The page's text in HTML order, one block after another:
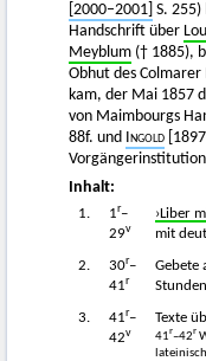
[2000–2001] S.
Handschrift über
Meyblum († 1885),
Obhut des
kam, der Mai 1857
von Maimbourgs
88f. und Ingold
Inhalt:
1. 1r–
29v
›Liber
mit
2. 30r–
41r
Gebete
3. 41r–
42v
Texte
41r–42r
lateinisch